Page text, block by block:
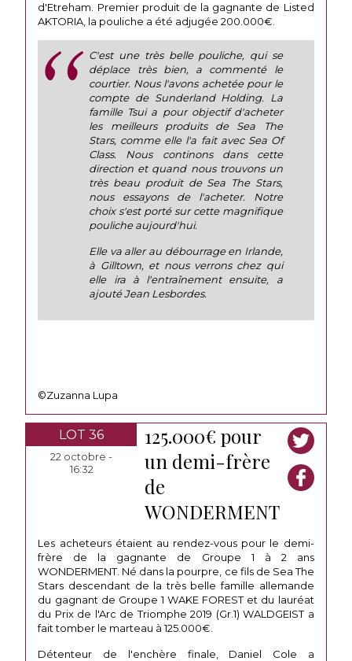
d'Etreham. Premier produit de la gagnante de Listed
AKTORIA, la pouliche a été adjugée 200.000€.
C'est une très belle pouliche, qui se
déplace très bien, a commenté le
courtier. Nous l'avons achetée pour le
compte de Sunderland Holding. La
famille Tsui a pour objectif d'acheter
les meilleurs produits de Sea The
Stars, comme elle l'a fait avec Sea Of
Class. Nous continons dans cette
direction et quand nous trouvons un
très beau produit de Sea The Stars,
nous essayons de l'acheter. Notre
choix s'est porté sur cette magnifique
pouliche aujourd'hui.
Elle va aller au débourrage en Irlande,
à Gilltown, et nous verrons chez qui
elle ira à l'entraînement ensuite, a
ajouté Jean Lesbordes.
©Zuzanna Lupa
LOT 36
22 octobre -
16:32
125.000€ pour
un demi-frère
de
WONDERMENT
Les acheteurs étaient au rendez-vous pour le demi-
frère de la gagnante de Groupe 1 à 2 ans
WONDERMENT. Né dans la pourpre, ce fils de Sea The
Stars descendant de la très belle famille allemande
du gagnant de Groupe 1 WAKE FOREST et du lauréat
du Prix de l'Arc de Triomphe 2019 (Gr.1) WALDGEIST a
fait tomber le marteau à 125.000€.
Détenteur de l'enchère finale, Daniel Cole a